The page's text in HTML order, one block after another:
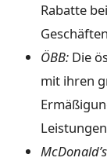
Rabatte
ÖBB: Die
mit ihren